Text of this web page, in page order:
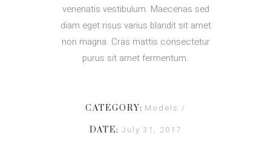
venenatis vestibulum. Maecenas sed
diam eget risus varius blandit sit amet
non magna. Cras mattis consectetur
purus sit amet fermentum.
CATEGORY: Models
DATE: July 31, 2017